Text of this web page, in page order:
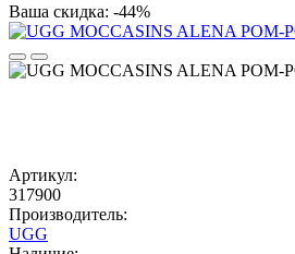
Ваша скидка: -44%
Артикул:
317900
Производитель:
UGG